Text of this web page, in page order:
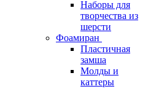
Наборы для
творчества из
шерсти
Фоамиран
Пластичная
замша
Молды и
каттеры